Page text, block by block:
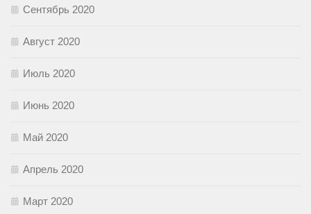
Сентябрь 2020
Август 2020
Июль 2020
Июнь 2020
Май 2020
Апрель 2020
Март 2020